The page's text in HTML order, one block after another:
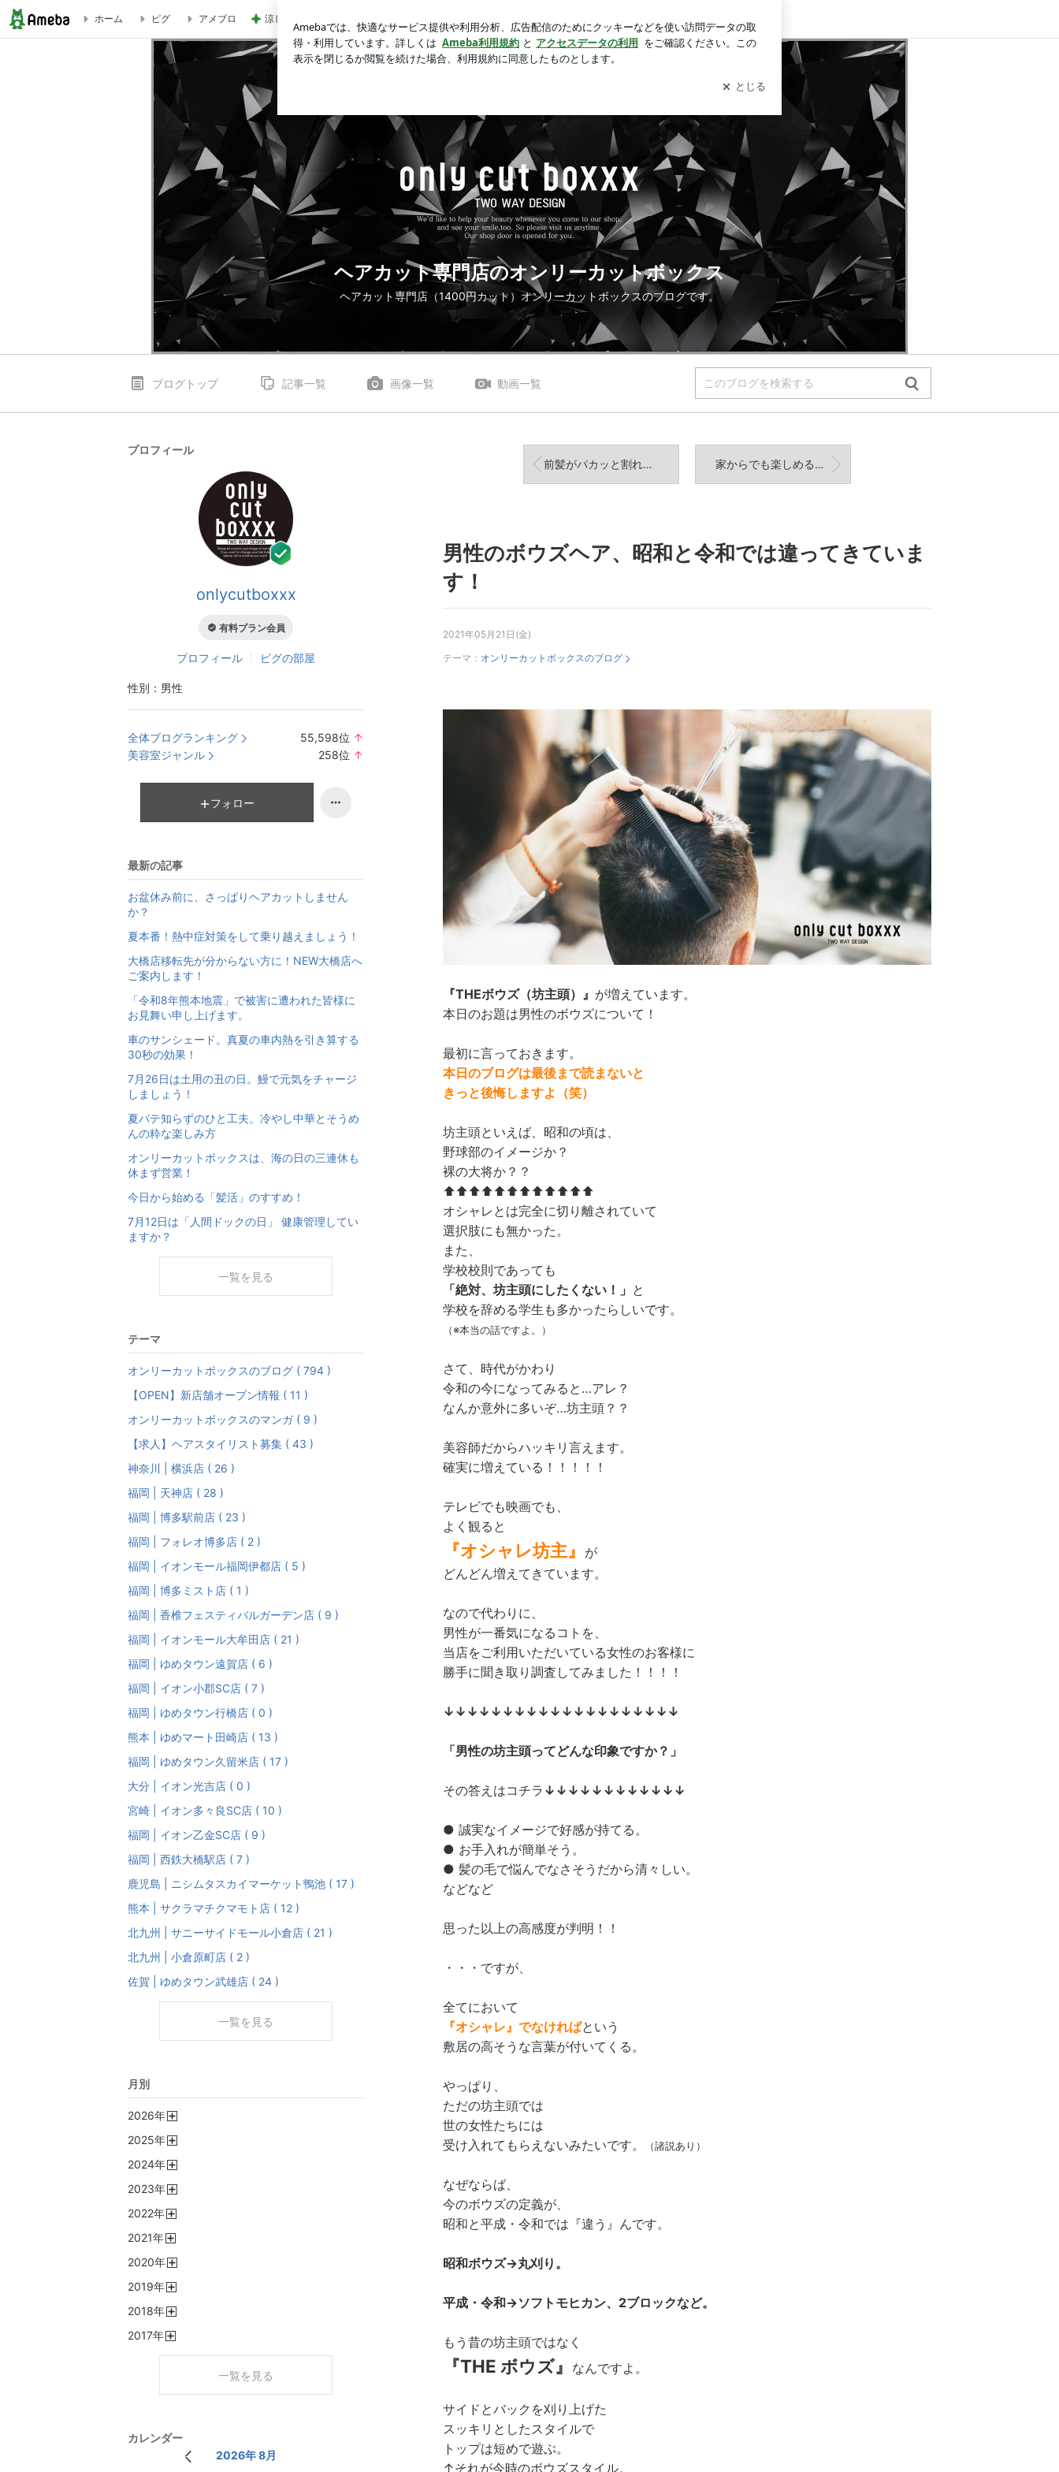
男性のボウズヘア、昭和と令和では違ってきています！ | ヘアカット専門店のオンリーカットボックス
ホーム ピグ アメブロ 涼しく着るを優先した浴衣スタイル ログイン
ヘアカット専門店のオンリーカットボックス
ヘアカット専門店（1400円カット）オンリーカットボックスのブログです。
ブログトップ 記事一覧 画像一覧 動画一覧
前髪がパカッと割れてしまう！っていうお悩みの対処法！ 家からでも楽しめる！5月26日、3年ぶりの皆既月食！
男性のボウズヘア、昭和と令和では違ってきていま
す！
2021年05月21日(金)
テーマ： オンリーカットボックスのブログ
『THEボウズ（坊主頭）』 が増えています。
本日のお題は男性のボウズについて！
最初に言っておきます。
本日のブログは最後まで読まないと
きっと後悔しますよ（笑）
坊主頭といえば、昭和の頃は、
野球部のイメージか？
裸の大将か？？
⬆︎⬆︎⬆︎⬆︎⬆︎⬆︎⬆︎⬆︎⬆︎⬆︎⬆︎⬆︎
オシャレとは完全に切り離されていて
選択肢にも無かった。
また、
学校校則であっても
「絶対、坊主頭にしたくない！」 と
学校を辞める学生も多かったらしいです。
（※本当の話ですよ。）
さて、時代がかわり
令和の今になってみると…アレ？
なんか意外に多いぞ…坊主頭？？
美容師だからハッキリ言えます。
確実に増えている！！！！！
テレビでも映画でも、
よく観ると
『オシャレ坊主』
が
どんどん増えてきています。
なので代わりに、
男性が一番気になるコトを、
当店をご利用いただいている女性のお客様に
勝手に聞き取り調査してみました！！！！
↓↓↓↓↓↓↓↓↓↓↓↓↓↓↓↓↓↓↓↓
「男性の坊主頭ってどんな印象ですか？」
その答えはコチラ ↓↓↓↓↓↓↓↓↓↓↓↓
● 誠実なイメージで好感が持てる。
● お手入れが簡単そう。
● 髪の毛で悩んでなさそうだから清々しい。
などなど
思った以上の高感度が判明！！
・・・ですが、
全てにおいて
『オシャレ』でなければという
敷居の高そうな言葉が付いてくる。
やっぱり、
ただの坊主頭では
世の女性たちには
受け入れてもらえないみたいです。
（諸説あり）
なぜならば、
今のボウズの定義が、
昭和と平成・令和では『違う』んです。
昭和ボウズ→丸刈り。
平成・令和→ソフトモヒカン、2ブロックなど。
もう昔の坊主頭ではなく
『THE ボウズ』 なんですよ。
サイドとバックを刈り上げた
スッキリとしたスタイルで
トップは短めで遊ぶ。
↑それが今時のボウズスタイル。
プロフィール
onlycutboxxx
有料プラン会員
プロフィール ピグの部屋
性別： 男性
全体ブログランキング 55,598位 ↑
美容室ジャンル 258位 ↑
フォロー
最新の記事
お盆休み前に、さっぱりヘアカットしません
か？
夏本番！熱中症対策をして乗り越えましょう！
大橋店移転先が分からない方に！NEW大橋店へ
ご案内します！
「令和8年熊本地震」で被害に遭われた皆様に
お見舞い申し上げます。
車のサンシェード。真夏の車内熱を引き算する
30秒の効果！
7月26日は土用の丑の日。鰻で元気をチャージ
しましょう！
夏バテ知らずのひと工夫。冷やし中華とそうめ
んの粋な楽しみ方
オンリーカットボックスは、海の日の三連休も
休まず営業！
今日から始める「髪活」のすすめ！
7月12日は「人間ドックの日」 健康管理してい
ますか？
一覧を見る
テーマ
オンリーカットボックスのブログ ( 794 )
【OPEN】新店舗オープン情報 ( 11 )
オンリーカットボックスのマンガ ( 9 )
【求人】ヘアスタイリスト募集 ( 43 )
神奈川 | 横浜店 ( 26 )
福岡 | 天神店 ( 28 )
福岡 | 博多駅前店 ( 23 )
福岡 | フォレオ博多店 ( 2 )
福岡 | イオンモール福岡伊都店 ( 5 )
福岡 | 博多ミスト店 ( 1 )
福岡 | 香椎フェスティバルガーデン店 ( 9 )
福岡 | イオンモール大牟田店 ( 21 )
福岡 | ゆめタウン遠賀店 ( 6 )
福岡 | イオン小郡SC店 ( 7 )
福岡 | ゆめタウン行橋店 ( 0 )
熊本 | ゆめマート田崎店 ( 13 )
福岡 | ゆめタウン久留米店 ( 17 )
大分 | イオン光吉店 ( 0 )
宮崎 | イオン多々良SC店 ( 10 )
福岡 | イオン乙金SC店 ( 9 )
福岡 | 西鉄大橋駅店 ( 7 )
鹿児島 | ニシムタスカイマーケット鴨池 ( 17 )
熊本 | サクラマチクマモト店 ( 12 )
北九州 | サニーサイドモール小倉店 ( 21 )
北九州 | 小倉原町店 ( 2 )
佐賀 | ゆめタウン武雄店 ( 24 )
一覧を見る
月別
2026年
2025年
2024年
2023年
2022年
2021年
2020年
2019年
2018年
2017年
一覧を見る
カレンダー
2026年 8月